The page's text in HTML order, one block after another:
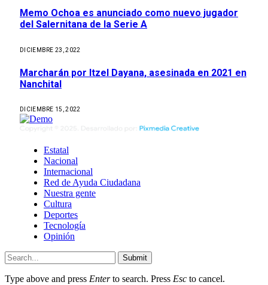
Memo Ochoa es anunciado como nuevo jugador
del Salernitana de la Serie A
DICIEMBRE 23, 2022
Marcharán por Itzel Dayana, asesinada en 2021 en
Nanchital
DICIEMBRE 15, 2022
Estatal
Nacional
Internacional
Red de Ayuda Ciudadana
Nuestra gente
Cultura
Deportes
Tecnología
Opinión
Submit
Type above and press Enterto search. Press Esc to cancel.